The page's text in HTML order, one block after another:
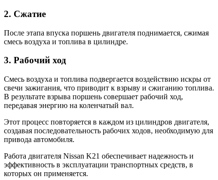
2. Сжатие
После этапа впуска поршень двигателя поднимается, сжимая
смесь воздуха и топлива в цилиндре.
3. Рабочий ход
Смесь воздуха и топлива подвергается воздействию искры от
свечи зажигания, что приводит к взрыву и сжиганию топлива.
В результате взрыва поршень совершает рабочий ход,
передавая энергию на коленчатый вал.
Этот процесс повторяется в каждом из цилиндров двигателя,
создавая последовательность рабочих ходов, необходимую для
привода автомобиля.
Работа двигателя Nissan K21 обеспечивает надежность и
эффективность в эксплуатации транспортных средств, в
которых он применяется.